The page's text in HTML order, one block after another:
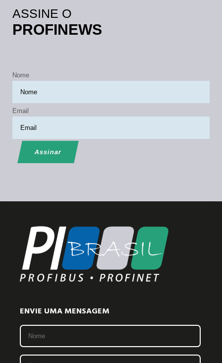
ASSINE O
PROFINEWS
Nome
Email
ENVIE UMA MENSAGEM